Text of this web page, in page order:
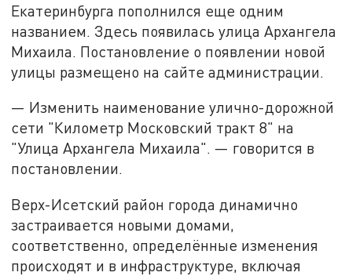
Екатеринбурга пополнился еще одним
названием. Здесь появилась улица Архангела
Михаила. Постановление о появлении новой
улицы размещено на сайте администрации.
— Изменить наименование улично-дорожной
сети "Километр Московский тракт 8" на
"Улица Архангела Михаила". — говорится в
постановлении.
Верх-Исетский район города динамично
застраивается новыми домами,
соответственно, определённые изменения
происходят и в инфраструктуре, включая